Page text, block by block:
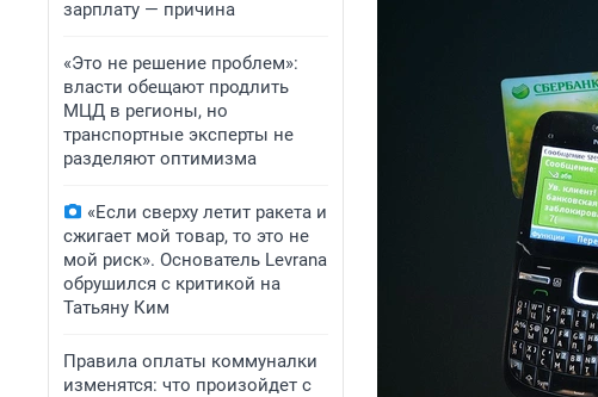
зарплату — причина
«Это не решение проблем»:
власти обещают продлить
МЦД в регионы, но
транспортные эксперты не
разделяют оптимизма
«Если сверху летит ракета и
сжигает мой товар, то это не
мой риск». Основатель Levrana
обрушился с критикой на
Татьяну Ким
Правила оплаты коммуналки
изменятся: что произойдет с